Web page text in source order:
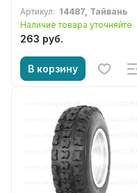
SPEEDRACER 27N TL для
квадроцикла, ATV
Артикул: 14487, Тайвань
Наличие товара уточняйте
263 руб.
В корзину